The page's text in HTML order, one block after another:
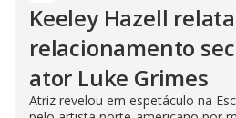
Keeley Hazell
relacionamento
ator Luke Grimes
Atriz revelou em espetáculo na